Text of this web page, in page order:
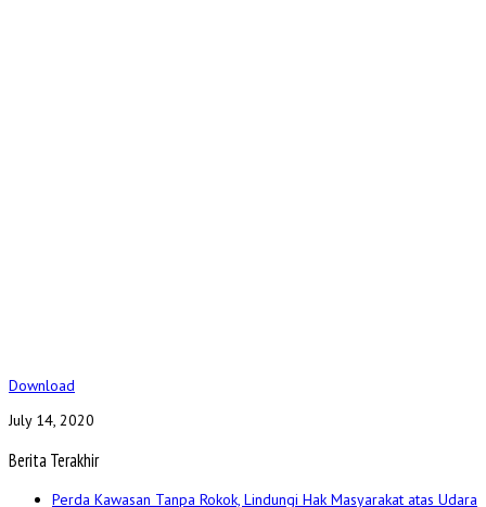
Download
July 14, 2020
Berita Terakhir
Perda Kawasan Tanpa Rokok, Lindungi Hak Masyarakat atas Udara